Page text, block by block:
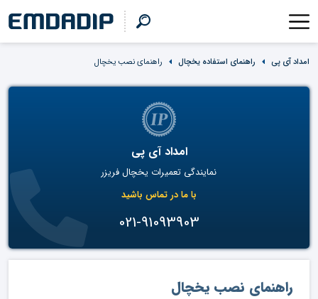
امداد آی پی راهنمای استفاده یخچال راهنمای نصب یخچال
امداد آی پی
نمایندگی تعمیرات یخچال فریزر
با ما در تماس باشید
021-91093903
راهنمای نصب یخچال